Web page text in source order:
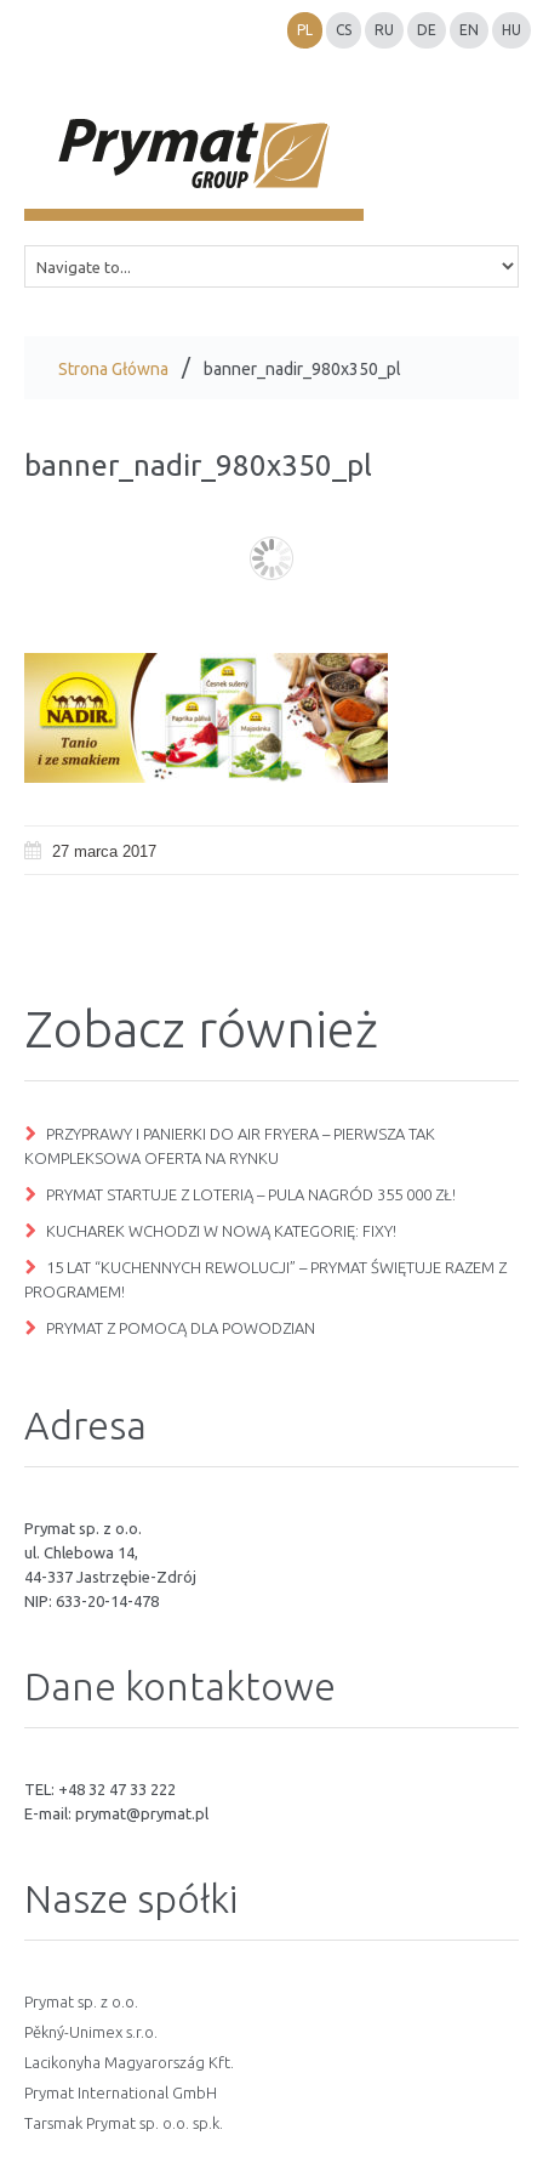
PL CS RU DE EN HU
Strona Główna banner_nadir_980x350_pl
banner_nadir_980x350_pl
27 marca 2017
Zobacz również
PRZYPRAWY I PANIERKI DO AIR FRYERA – PIERWSZA TAK
KOMPLEKSOWA OFERTA NA RYNKU
PRYMAT STARTUJE Z LOTERIĄ – PULA NAGRÓD 355 000 ZŁ!
KUCHAREK WCHODZI W NOWĄ KATEGORIĘ: FIXY!
15 LAT “KUCHENNYCH REWOLUCJI” – PRYMAT ŚWIĘTUJE RAZEM Z
PROGRAMEM!
PRYMAT Z POMOCĄ DLA POWODZIAN
Adresa
Prymat sp. z o.o.
ul. Chlebowa 14,
44-337 Jastrzębie-Zdrój
NIP: 633-20-14-478
Dane kontaktowe
TEL: +48 32 47 33 222
E-mail: prymat@prymat.pl
Nasze spółki
Prymat sp. z o.o.
Pěkný-Unimex s.r.o.
Lacikonyha Magyarország Kft.
Prymat International GmbH
Tarsmak Prymat sp. o.o. sp.k.